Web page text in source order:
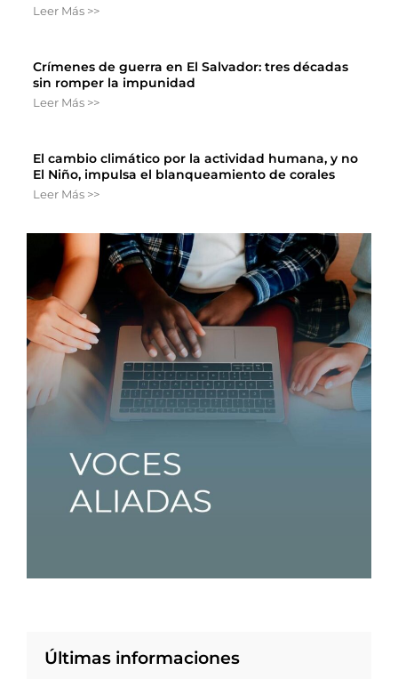
Leer Más >>
Crímenes de guerra en El Salvador: tres décadas
sin romper la impunidad
Leer Más >>
El cambio climático por la actividad humana, y no
El Niño, impulsa el blanqueamiento de corales
Leer Más >>
Últimas informaciones